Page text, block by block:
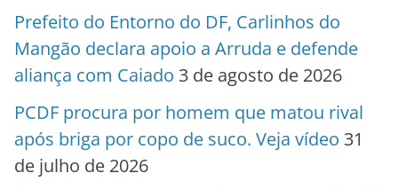
Prefeito do Entorno do DF, Carlinhos do
Mangão declara apoio a Arruda e defende
aliança com Caiado 3 de agosto de 2026
PCDF procura por homem que matou rival
após briga por copo de suco. Veja vídeo 31
de julho de 2026